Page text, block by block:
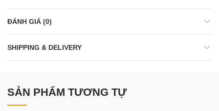
ĐÁNH GIÁ (0)
SHIPPING & DELIVERY
SẢN PHẨM TƯƠNG TỰ